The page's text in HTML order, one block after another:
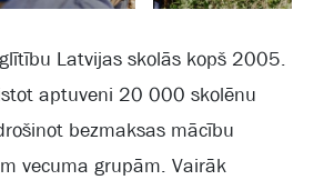
Latvijas skolās kopš 2005.
aptuveni 20 000 skolēnu
bezmaksas mācību
vecuma grupām. Vairāk